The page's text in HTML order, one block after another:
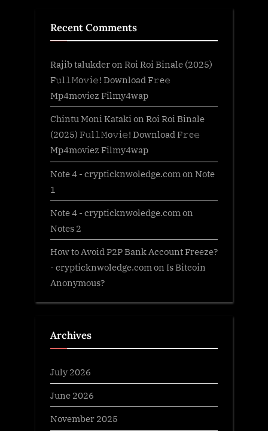
Recent Comments
Rajib talukderon Roi Roi Binale (2025)
F𝚞l𝚕𝙼o𝚟i𝚎! Download F𝚛e𝚎
Mp4moviez Filmy4wap
Chintu Moni Katakion Roi Roi Binale
(2025) F𝚞l𝚕𝙼o𝚟i𝚎! Download F𝚛e𝚎
Mp4moviez Filmy4wap
Note 4 - crypticknwoledge.com on Note
1
Note 4 - crypticknwoledge.com on
Notes 2
How to Avoid P2P Bank Account Freeze?
- crypticknwoledge.com on Is Bitcoin
Anonymous?
Archives
July 2026
June 2026
November 2025